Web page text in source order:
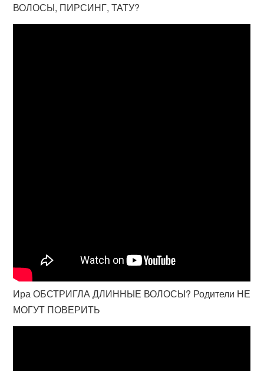
ВОЛОСЫ, ПИРСИНГ, ТАТУ?
Ира ОБСТРИГЛА ДЛИННЫЕ ВОЛОСЫ? Родители НЕ
МОГУТ ПОВЕРИТЬ